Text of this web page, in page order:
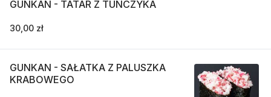
GUNKAN - TATAR Z TUŃCZYKA
30,00 zł
GUNKAN - SAŁATKA Z PALUSZKA
KRABOWEGO